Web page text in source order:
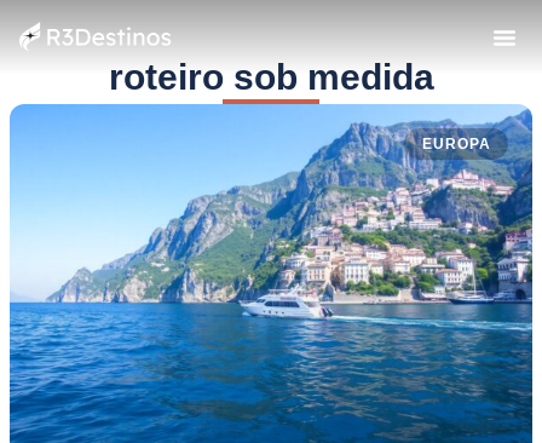
roteiro sob medida
EUROPA